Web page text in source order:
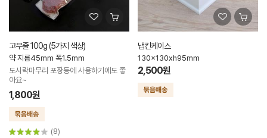
고무줄 100g (5가지 색상)
약 지름45mm 폭1.5mm
도시락마무리 포장등에 사용하기에도 좋
아요~
1,800원
(8)
냅킨케이스
130x130xh95mm
2,500원